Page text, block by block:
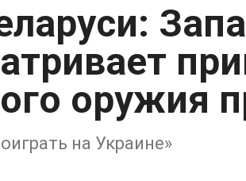
оружия
на Украине»